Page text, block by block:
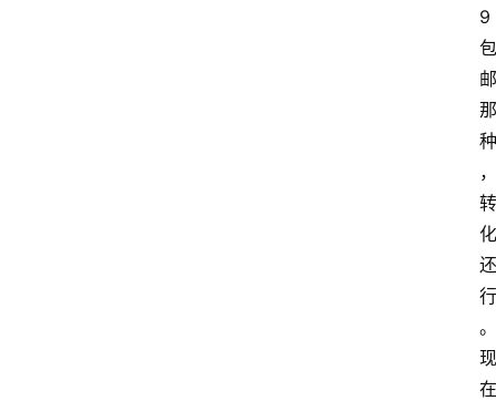
9
包
邮
那
种
，
转
化
还
行
。
现
在